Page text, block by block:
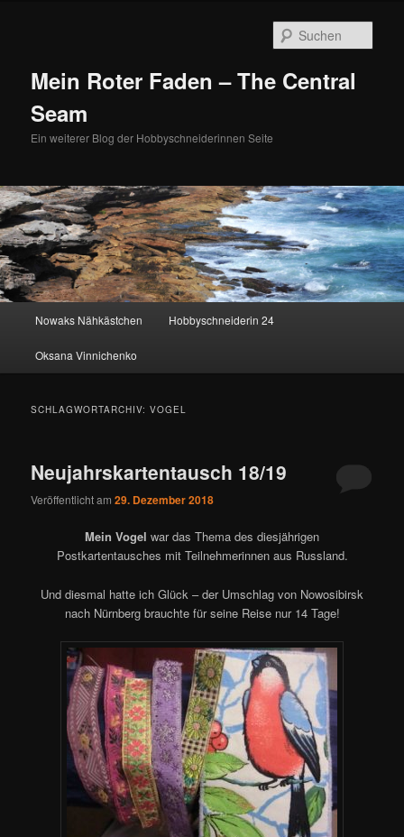
Mein Roter Faden – The Central
Seam
Ein weiterer Blog der Hobbyschneiderinnen Seite
Nowaks Nähkästchen Hobbyschneiderin 24
Oksana Vinnichenko
SCHLAGWORTARCHIV:VOGEL
Neujahrskartentausch 18/19
Veröffentlicht am29. Dezember 2018
Mein Vogel war das Thema des diesjährigen
Postkartentausches mit Teilnehmerinnen aus Russland.
Und diesmal hatte ich Glück – der Umschlag von Nowosibirsk
nach Nürnberg brauchte für seine Reise nur 14 Tage!